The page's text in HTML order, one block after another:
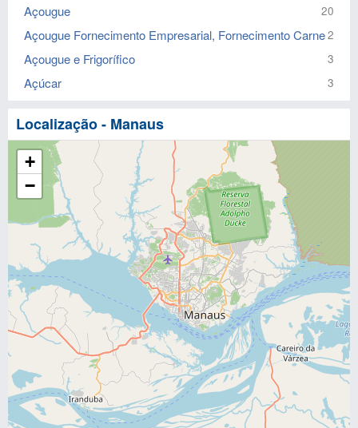
Açougue 20
Açougue Fornecimento Empresarial, Fornecimento Carne2
Açougue e Frigorífico 3
Açúcar 3
Localização - Manaus
+
−